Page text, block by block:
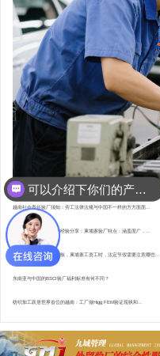
越南社会责任验厂须知：劳工法律法规与中国不一样的方方面面...
东南亚资深验厂顾问的经验分享：柬埔寨验厂特点 : 涵盖面广，...
直赴柬埔寨，为验厂护航，柬埔寨工资工时，法定节假需要注意哪些...
东南亚与中国的BSCI验厂福利标准有何不同？
纺织加工跃居世界首位的越南：工厂做Higg FEM验证现状和...